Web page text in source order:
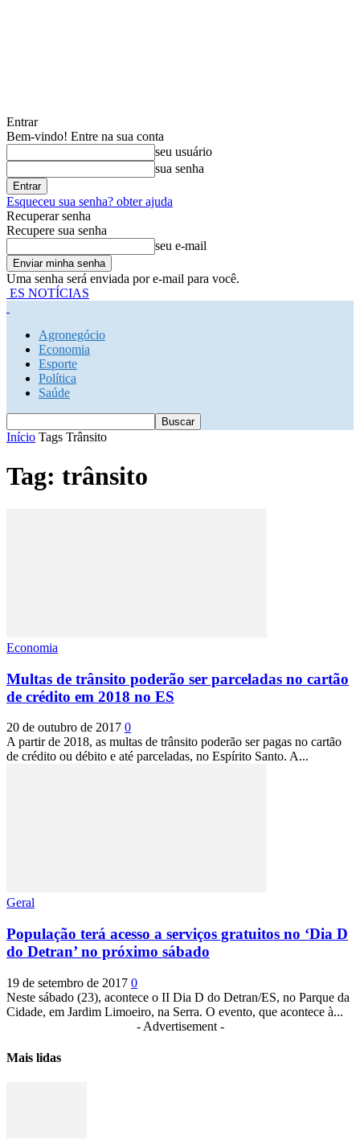
Entrar
Bem-vindo! Entre na sua conta
seu usuário
sua senha
Esqueceu sua senha? obter ajuda
Recuperar senha
Recupere sua senha
seu e-mail
Uma senha será enviada por e-mail para você.
ES NOTÍCIAS
Agronegócio
Economia
Esporte
Política
Saúde
Início Tags Trânsito
Tag: trânsito
Economia
Multas de trânsito poderão ser parceladas no cartão
de crédito em 2018 no ES
20 de outubro de 2017 0
A partir de 2018, as multas de trânsito poderão ser pagas no cartão
de crédito ou débito e até parceladas, no Espírito Santo. A...
Geral
População terá acesso a serviços gratuitos no ‘Dia D
do Detran’ no próximo sábado
19 de setembro de 2017 0
Neste sábado (23), acontece o II Dia D do Detran/ES, no Parque da
Cidade, em Jardim Limoeiro, na Serra. O evento, que acontece à...
- Advertisement -
Mais lidas